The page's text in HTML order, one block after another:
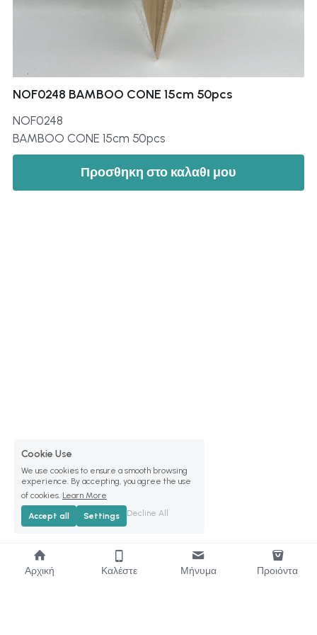
NOF0248 BAMBOO CONE 15cm 50pcs
NOF0248
BAMBOO CONE 15cm 50pcs
Προσθηκη στο καλαθι μου
Αρχική Καλέστε Μήνυμα Προιόντα
Cookie Use
We use cookies to ensure a smooth browsing
experience. By accepting, you agree the use
of cookies. Learn More
Accept all Settings Decline All